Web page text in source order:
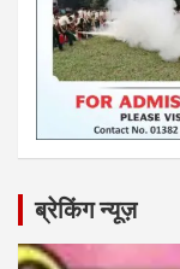
ब्रेकिंग न्यूज़